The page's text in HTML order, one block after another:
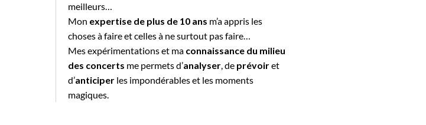
meilleurs…
Mon expertise de plus de 10 ans m’a appris les
choses à faire et celles à ne surtout pas faire…
Mes expérimentations et ma connaissance du milieu
des concerts me permets d’analyser, de prévoiret
d’anticiper les impondérables et les moments
magiques.